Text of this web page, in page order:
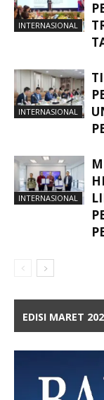
INTERNASIONAL
INTERNASIONAL
INTERNASIONAL
EDISI MARET